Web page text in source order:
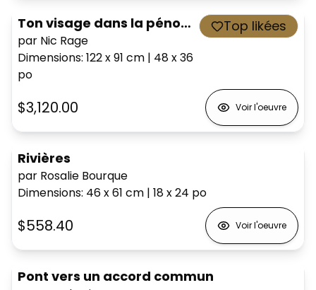
Ton visage dans la pénombre
par Nic Rage
Dimensions: 122 x 91 cm | 48 x 36
po
Top likées
$3,120.00 Voir l'oeuvre
Rivières
par Rosalie Bourque
Dimensions: 46 x 61 cm | 18 x 24 po
$558.40 Voir l'oeuvre
Pont vers un accord commun